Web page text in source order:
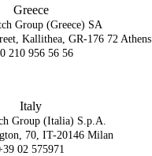
Greece
Group (Greece) SA
Kallithea, GR-176 72 Athens
210 956 56 56
Italy
Group (Italia) S.p.A.
70, IT-20146 Milan
02 575971